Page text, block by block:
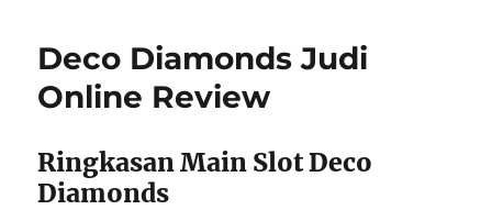
Deco Diamonds Judi
Online Review
Ringkasan Main Slot Deco
Diamonds